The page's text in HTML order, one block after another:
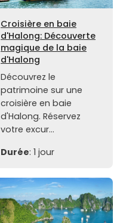
Croisière en baie
d'Halong: Découverte
magique de la baie
d'Halong
Découvrez le
patrimoine sur une
croisière en baie
d'Halong. Réservez
votre excur...
Durée: 1 jour